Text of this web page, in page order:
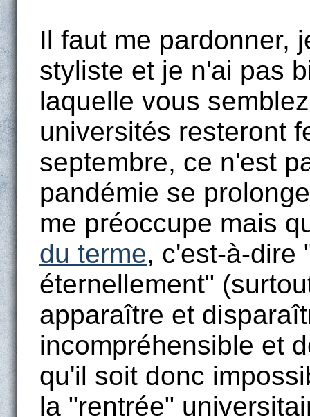
Il faut me pardonner,
styliste et je n'ai pas
laquelle vous
universités resteront
septembre, ce n'est
pandémie se
me préoccupe mais
du terme, c'est-à-dire
éternellement"
apparaître et
incompréhensible et
qu'il soit donc
la "rentrée"